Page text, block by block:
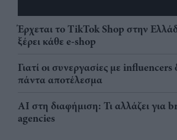
Έρχεται το TikTok Shop στην
ξέρει κάθε e-shop
Γιατί οι συνεργασίες με
πάντα αποτέλεσμα
AI στη διαφήμιση: Τι αλλάζει για
agencies